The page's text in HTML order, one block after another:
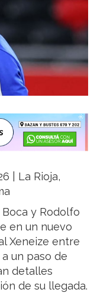
| La Rioja,
y Rodolfo
en un nuevo
Xeneize entre
un paso de
detalles
de su llegada.